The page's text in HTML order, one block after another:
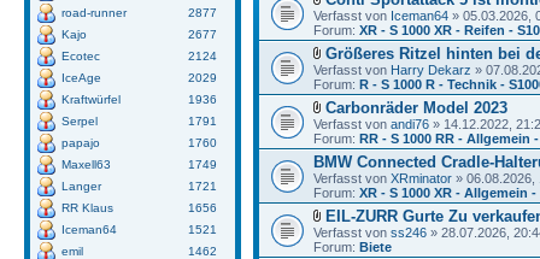
road-runner
2877
Kajo
2677
Ecotec
2124
IceAge
2029
Kraftwürfel
1936
Serpel
1791
papajo
1760
Maxell63
1749
Langer
1721
RR Klaus
1656
Iceman64
1521
emil
1462
Verfasst von Iceman64 » 05.03.2026,
Forum: XR - S 1000 XR - Reifen -
Größeres Ritzel hinten bei
Verfasst von Harry Dekarz »
Forum: R - S 1000 R - Technik -
Carbonräder Model 2023
Verfasst von andi76 » 14.12.2022,
Forum: RR - S 1000 RR - Allgemein
BMW Connected Cradle-
Verfasst von XRminator » 06.08.2026,
Forum: XR - S 1000 XR - Allgemein -
EIL-ZURR Gurte Zu
Verfasst von ss246 » 28.07.2026,
Forum: Biete